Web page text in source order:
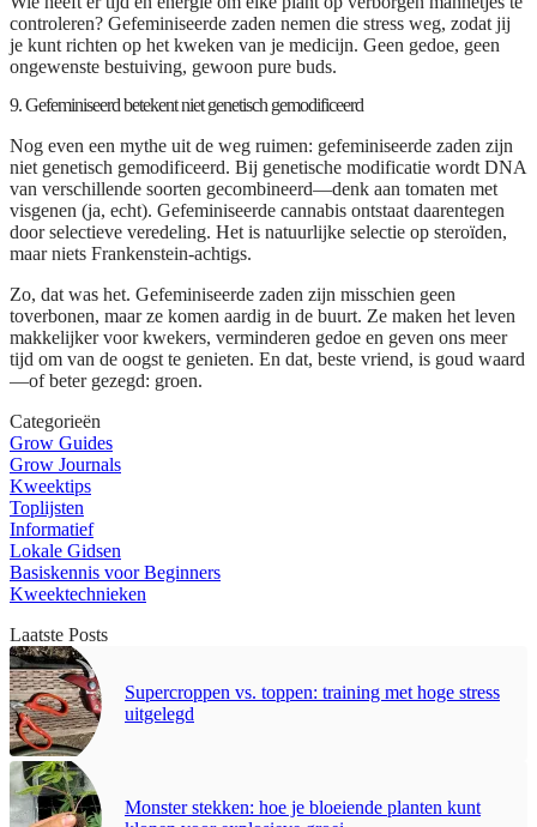
controleren? Gefeminiseerde zaden nemen die stress weg, zodat jij
je kunt richten op het kweken van je medicijn. Geen gedoe, geen
ongewenste bestuiving, gewoon pure buds.
9. Gefeminiseerd betekent niet genetisch gemodificeerd
Nog even een mythe uit de weg ruimen: gefeminiseerde zaden zijn
niet genetisch gemodificeerd. Bij genetische modificatie wordt DNA
van verschillende soorten gecombineerd—denk aan tomaten met
visgenen (ja, echt). Gefeminiseerde cannabis ontstaat daarentegen
door selectieve veredeling. Het is natuurlijke selectie op steroïden,
maar niets Frankenstein-achtigs.
Zo, dat was het. Gefeminiseerde zaden zijn misschien geen
toverbonen, maar ze komen aardig in de buurt. Ze maken het leven
makkelijker voor kwekers, verminderen gedoe en geven ons meer
tijd om van de oogst te genieten. En dat, beste vriend, is goud waard
—of beter gezegd: groen.
Categorieën
Grow Guides
Grow Journals
Kweektips
Toplijsten
Informatief
Lokale Gidsen
Basiskennis voor Beginners
Kweektechnieken
Laatste Posts
Supercroppen vs. toppen: training met hoge stress
uitgelegd
Monster stekken: hoe je bloeiende planten kunt